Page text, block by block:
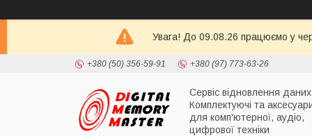
Увага! До 09.08.26 працюємо у
+380 (50) 356-59-91 +380 (97) 773-63-26
Сервіс відновлення
Комплектуючі та
для комп'ютерної, аудіо,
цифрової техніки